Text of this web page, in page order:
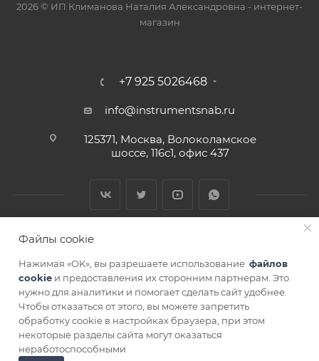
ПОДОБРАТЬ АНАЛОГ
2026 © ИП Климанова Наталия Александровна - интернет-
магазин
+7 925 5026468
info@instrumentsnab.ru
125371, Москва, Волоколамское
шоссе, 116с1, офис 437
СОГЛАСИЕ НА ОБРАБОТКУ ПЕРСОНАЛЬНЫХ ДАННЫХ
Файлы cookie
Нажимая «OK», вы разрешаете использование файлов
cookie и предоставления их сторонним партнерам. Это
нужно для аналитики и помогает сделать сайт удобнее.
Чтобы отказаться от этого, вы можете запретить
обработку cookie в настройках браузера, при этом
некоторые разделы сайта могут оказаться
неработоспособными